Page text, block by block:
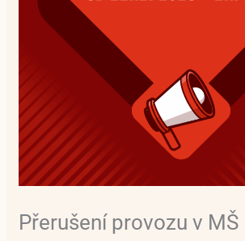
Přerušení provozu v MŠ